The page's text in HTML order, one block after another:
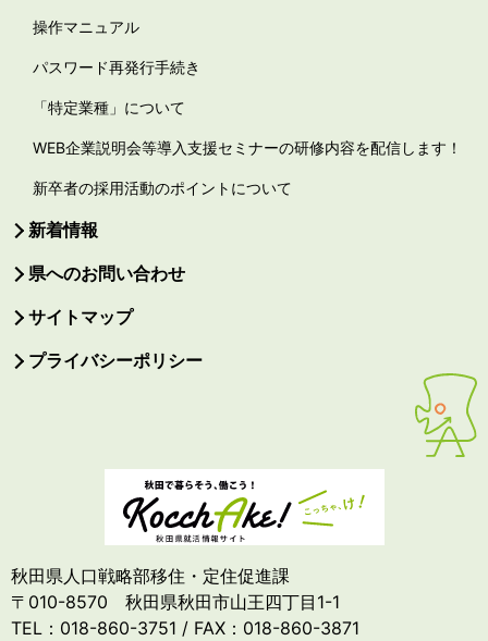
操作マニュアル
パスワード再発行手続き
「特定業種」について
WEB企業説明会等導入支援セミナーの研修内容を配信します！
新卒者の採用活動のポイントについて
新着情報
県へのお問い合わせ
サイトマップ
プライバシーポリシー
秋田県人口戦略部移住・定住促進課
〒010-8570 秋田県秋田市山王四丁目1-1
TEL：018-860-3751 / FAX：018-860-3871